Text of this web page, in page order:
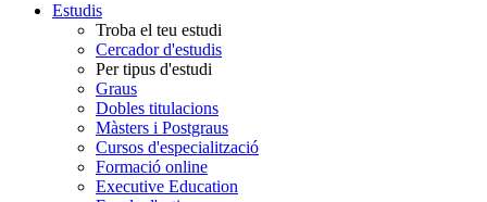
Estudis
Troba el teu estudi
Cercador d'estudis
Per tipus d'estudi
Graus
Dobles titulacions
Màsters i Postgraus
Cursos d'especialització
Formació online
Executive Education